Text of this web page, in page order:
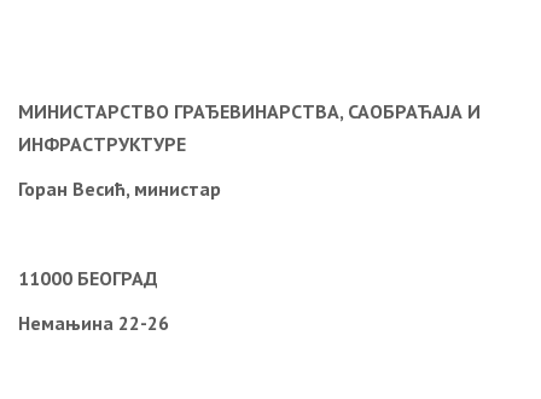
МИНИСТАРСТВО ГРАЂЕВИНАРСТВА, САОБРАЋАЈА И
ИНФРАСТРУКТУРЕ
Горан Весић, министар
11000 БЕОГРАД
Немањина 22-26